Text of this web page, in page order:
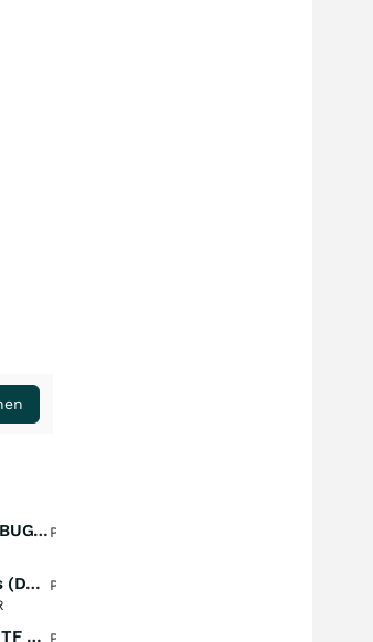
Amundi NYSE Arca Gold BUGS UCITS ETF Dist Perf. 1 Jahr
Lyxor Euro STOXX Banks (DR) UCITS ETF- Acc
Perf. 1 Jahr
Xtrackers Spain UCITS ETF Distribution Perf. 1 Jahr